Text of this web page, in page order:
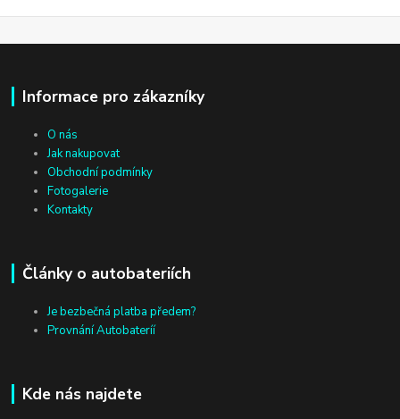
Informace pro zákazníky
O nás
Jak nakupovat
Obchodní podmínky
Fotogalerie
Kontakty
Články o autobateriích
Je bezbečná platba předem?
Provnání Autobateríí
Kde nás najdete